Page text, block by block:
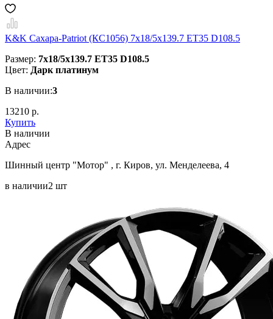
K&K Сахара-Patriot (КС1056) 7x18/5x139.7 ET35 D108.5
Размер: 7x18/5x139.7 ET35 D108.5
Цвет: Дарк платинум
В наличии:3
13210 р.
Купить
В наличии
Aдрес
Шинный центр "Мотор" , г. Киров, ул. Менделеева, 4
в наличии2 шт